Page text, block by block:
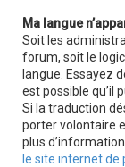
Ma langue
Soit les
forum, soit le
langue. Essayez
est possible qu’il
Si la traduction
porter volontaire
plus
le site internet de